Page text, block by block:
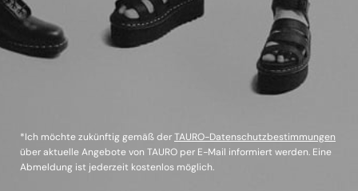
*Ich möchte zukünftig gemäß derTAURO-Datenschutzbestimmungen
über aktuelle Angebote von TAURO per E-Mail informiert werden. Eine
Abmeldung ist jederzeit kostenlos möglich.